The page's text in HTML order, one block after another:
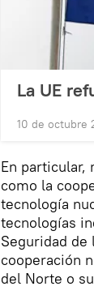
La UE
10 de octubre
En particular,
como la
tecnología
tecnologías
Seguridad de
cooperación
del Norte o